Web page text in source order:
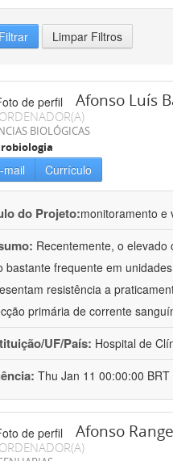
Filtrar Limpar Filtros
Afonso Luís
BIOLÓGICAS
mail Currículo
do Projeto:monitoramento e
Recentemente, o
bastante frequente em
resistência a
primária de corrente
UF/País: Hospital de
Thu Jan 11 00:00:00
Afonso